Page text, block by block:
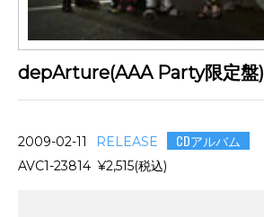
depArture(AAA Party限定盤)
2009-02-11 RELEASE CDアルバム
AVC1-23814 ¥2,515(税込)